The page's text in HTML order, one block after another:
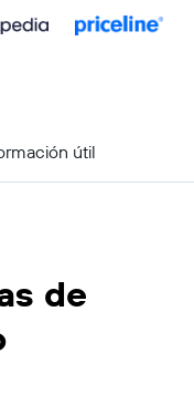
útil
de